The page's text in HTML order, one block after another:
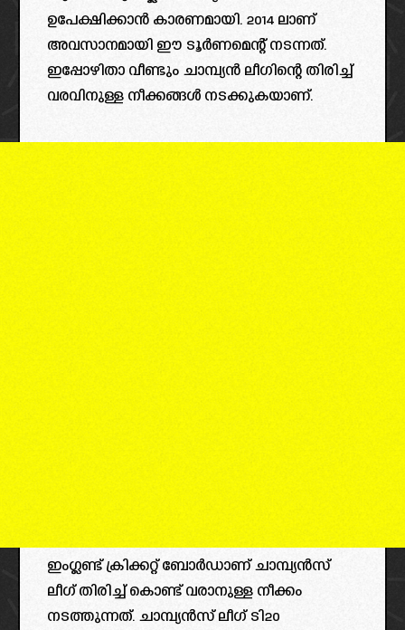
ഉപേക്ഷിക്കാൻ കാരണമായി. 2014 ലാണ്
അവസാനമായി ഈ ടൂർണമെന്റ് നടന്നത്.
ഇപ്പോഴിതാ വീണ്ടും ചാമ്പ്യൻ ലീഗിന്റെ തിരിച്ച്
വരവിനുള്ള നീക്കങ്ങൾ നടക്കുകയാണ്.
ഇംഗ്ലണ്ട് ക്രിക്കറ്റ് ബോർഡാണ് ചാമ്പ്യൻസ്
ലീഗ് തിരിച്ച് കൊണ്ട് വരാനുള്ള നീക്കം
നടത്തുന്നത്. ചാമ്പ്യൻസ് ലീഗ് ടി20